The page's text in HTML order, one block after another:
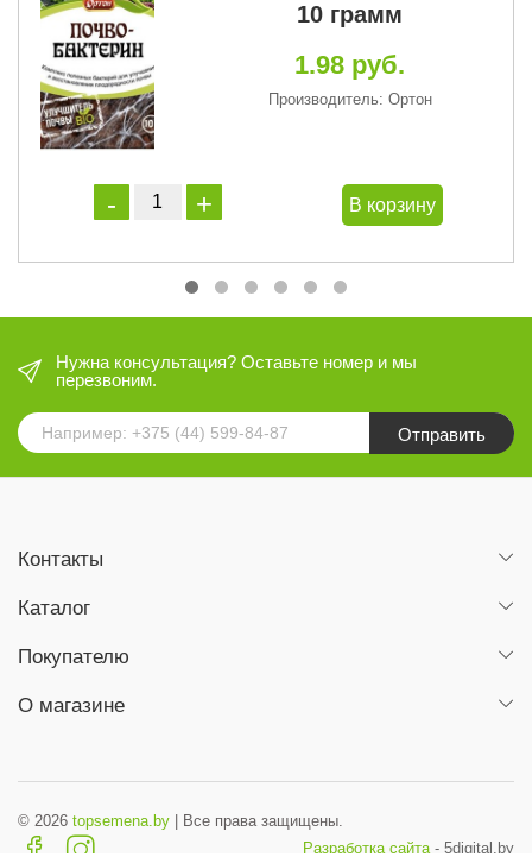
10 грамм
1.98 руб.
Производитель: Ортон
В корзину
Нужна консультация? Оставьте номер и мы
перезвоним.
Отправить
Контакты
Каталог
Покупателю
О магазине
© 2026 topsemena.by | Все права защищены.
Разработка сайта - 5digital.by